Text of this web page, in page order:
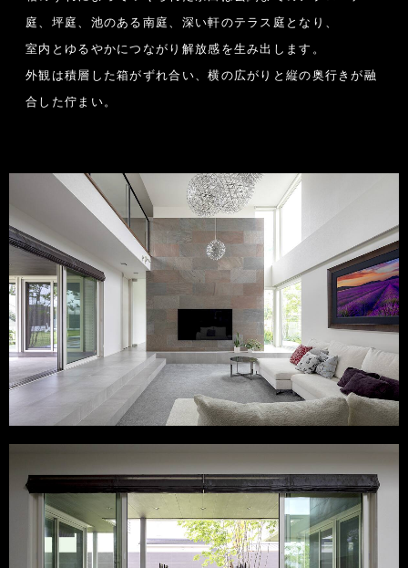
庭、坪庭、池のある南庭、深い軒のテラス庭となり、
室内とゆるやかにつながり解放感を生み出します。
外観は積層した箱がずれ合い、横の広がりと縦の奥行きが融
合した佇まい。